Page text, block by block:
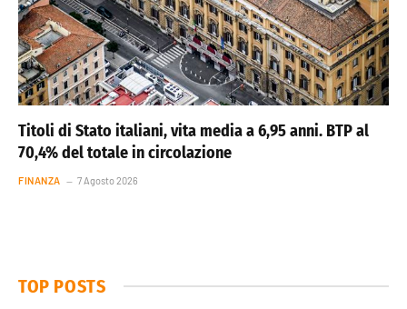
Titoli di Stato italiani, vita media a 6,95 anni. BTP al
70,4% del totale in circolazione
FINANZA 7 Agosto 2026
TOP POSTS